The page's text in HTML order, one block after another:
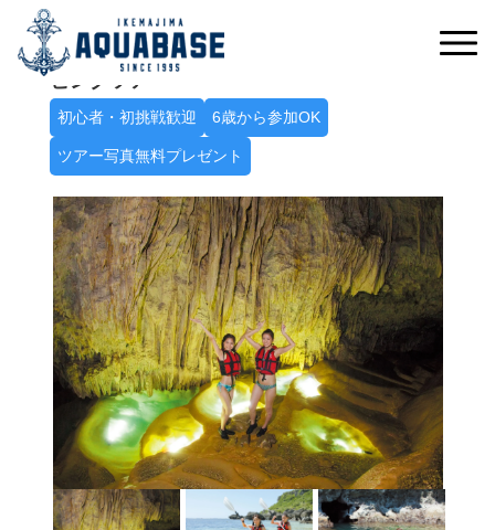
冒険心をくすぐる神秘の空間へ
パンプキン鍾乳洞探検シーカヤック＋ケイ
ビングツアー
初心者・初挑戦歓迎 6歳から参加OK
ツアー写真無料プレゼント